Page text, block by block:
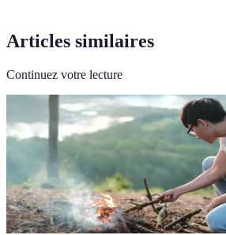
Articles similaires
Continuez votre lecture